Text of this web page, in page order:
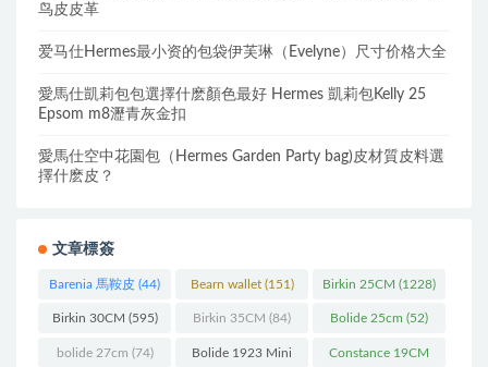
鸟皮皮革
爱马仕Hermes最小资的包袋伊芙琳（Evelyne）尺寸价格大全
愛馬仕凱莉包包選擇什麽顏色最好 Hermes 凱莉包Kelly 25
Epsom m8瀝青灰金扣
愛馬仕空中花園包（Hermes Garden Party bag)皮材質皮料選
擇什麽皮？
文章標簽
Barenia 馬鞍皮 (44) Bearn wallet(151) Birkin 25CM (1228)
Birkin 30CM (595) Birkin 35CM (84) Bolide 25cm (52)
bolide 27cm (74) Bolide 1923 Mini Constance 19CM